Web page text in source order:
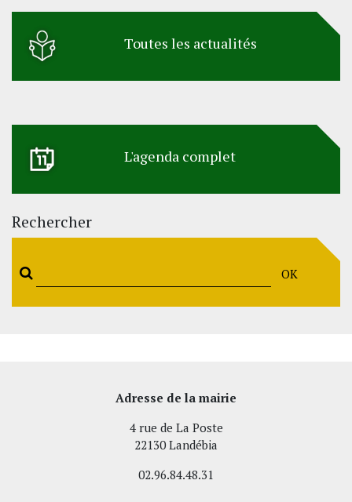
Toutes les actualités
L'agenda complet
Rechercher
OK
Adresse de la mairie
4 rue de La Poste
22130 Landébia
02.96.84.48.31